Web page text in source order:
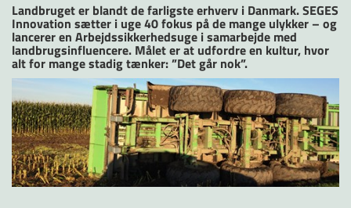
Landbruget er blandt de farligste erhverv i Danmark. SEGES
Innovation sætter i uge 40 fokus på de mange ulykker – og
lancerer en Arbejdssikkerhedsuge i samarbejde med
landbrugsinfluencere. Målet er at udfordre en kultur, hvor
alt for mange stadig tænker: ”Det går nok”.